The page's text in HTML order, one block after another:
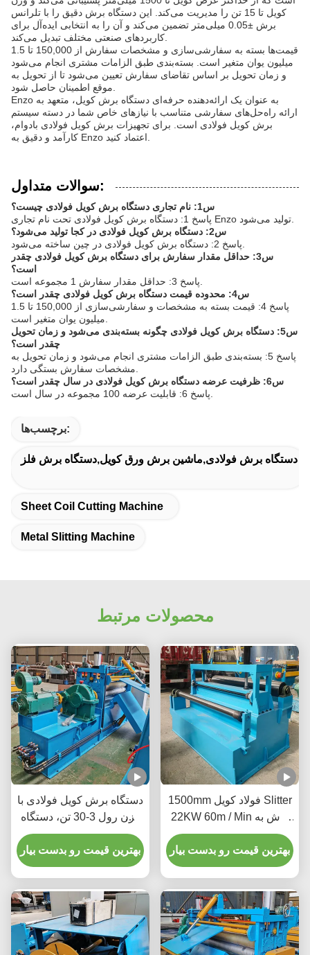
کویل تا 15 تن را مدیریت می‌کند. این دستگاه برش دقیق را با تلرانس
برش ±0.05 میلی‌متر تضمین می‌کند و آن را به انتخابی ایده‌آل برای
قیمت‌ها بسته به سفارشی‌سازی و مشخصات سفارش از 150,000 تا 1.5
میلیون یوان متغیر است. بسته‌بندی طبق الزامات مشتری انجام می‌شود
و زمان تحویل بر اساس تقاضای سفارش تعیین می‌شود تا از تحویل به
Enzo به عنوان یک ارائه‌دهنده حرفه‌ای دستگاه برش کویل، متعهد به
ارائه راه‌حل‌های سفارشی متناسب با نیازهای خاص شما در دسته سیستم
برش کویل فولادی است. برای تجهیزات برش کویل فولادی بادوام،
سوالات متداول:
س1: نام تجاری دستگاه برش کویل فولادی چیست؟
س2: دستگاه برش کویل فولادی در کجا تولید می‌شود؟
س3: حداقل مقدار سفارش برای دستگاه برش کویل فولادی چقدر
است؟
س4: محدوده قیمت دستگاه برش کویل فولادی چقدر است؟
پاسخ 4: قیمت بسته به مشخصات و سفارشی‌سازی از 150,000 تا 1.5
س5: دستگاه برش کویل فولادی چگونه بسته‌بندی می‌شود و زمان تحویل
چقدر است؟
پاسخ 5: بسته‌بندی طبق الزامات مشتری انجام می‌شود و زمان تحویل به
س6: ظرفیت عرضه دستگاه برش کویل فولادی در سال چقدر است؟
برچسب‌ها:
دستگاه برش فولادی,ماشین برش ورق کویل,دستگاه برش فلز
Sheet Coil Cutting Machine
Metal Slitting Machine
محصولات مرتبط
دستگاه برش کویل فولادی با
وزن رول 3-30 تن، دستگاه
200 متر در دقیقه
بهترین قیمت رو بدست بیار
1500mm فولاد کویل Slitter
22KW 60m / Min برش به
اندازه مناسب و اشکال
بهترین قیمت رو بدست بیار